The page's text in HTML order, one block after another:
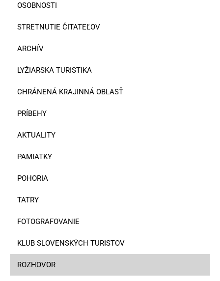
OSOBNOSTI
STRETNUTIE ČITATEĽOV
ARCHÍV
LYŽIARSKA TURISTIKA
CHRÁNENÁ KRAJINNÁ OBLASŤ
PRÍBEHY
AKTUALITY
PAMIATKY
POHORIA
TATRY
FOTOGRAFOVANIE
KLUB SLOVENSKÝCH TURISTOV
ROZHOVOR